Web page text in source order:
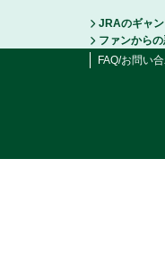
JRAのギャ
ファンから
FAQ/お問い